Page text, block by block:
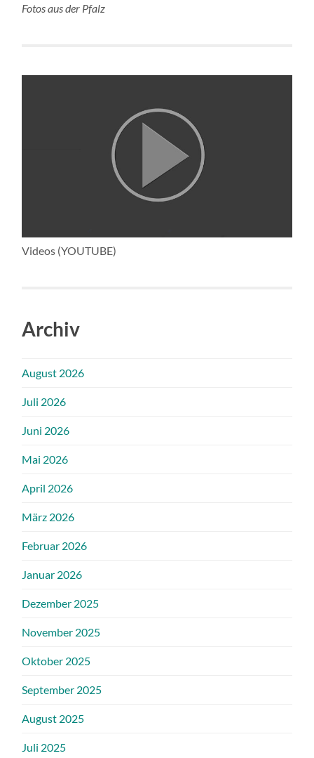
Fotos aus der Pfalz
Videos (YOUTUBE)
Archiv
August 2026
Juli 2026
Juni 2026
Mai 2026
April 2026
März 2026
Februar 2026
Januar 2026
Dezember 2025
November 2025
Oktober 2025
September 2025
August 2025
Juli 2025